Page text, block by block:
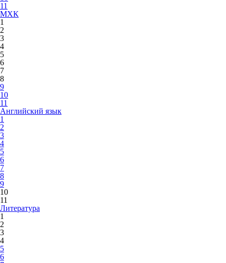
11
МХК
1
2
3
4
5
6
7
8
9
10
11
Английский язык
1
2
3
4
5
6
7
8
9
10
11
Литература
1
2
3
4
5
6